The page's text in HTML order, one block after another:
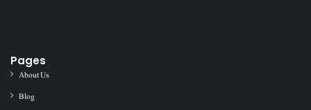
Pages
About Us
Blog